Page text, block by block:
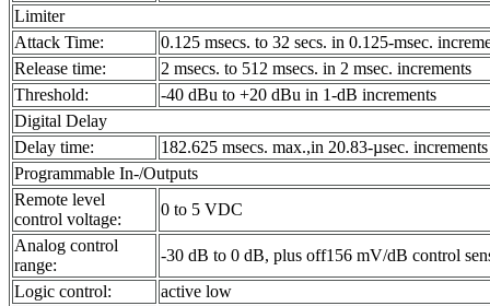
Limiter
Attack Time:
0.125 msecs. to 32 secs. in 0.125-msec.
Release time:
2 msecs. to 512 msecs. in 2 msec. increments
Threshold:
-40 dBu to +20 dBu in 1-dB increments
Digital Delay
Delay time:
182.625 msecs. max.,in 20.83-µsec. increments
Programmable In-/Outputs
Remote level
control voltage:
0 to 5 VDC
Analog control
range:
-30 dB to 0 dB, plus off156 mV/dB control
Logic control:
active low